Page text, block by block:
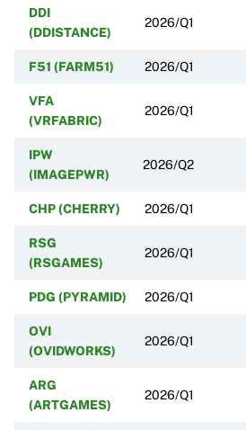
DDI
(DDISTANCE)
2026/Q1
F51 (FARM51) 2026/Q1
VFA
(VRFABRIC)
2026/Q1
IPW
(IMAGEPWR)
2026/Q2
CHP (CHERRY) 2026/Q1
RSG
(RSGAMES)
2026/Q1
PDG (PYRAMID) 2026/Q1
OVI
(OVIDWORKS)
2026/Q1
ARG
(ARTGAMES)
2026/Q1